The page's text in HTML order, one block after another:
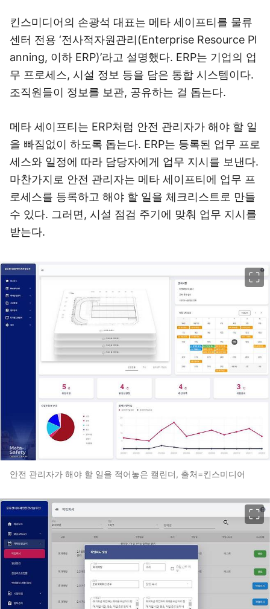
킨스미디어의 손광석 대표는 메타 세이프티를 물류
센터 전용 ‘전사적자원관리(Enterprise Resource Pl
anning, 이하 ERP)’라고 설명했다. ERP는 기업의 업
무 프로세스, 시설 정보 등을 담은 통합 시스템이다.
조직원들이 정보를 보관, 공유하는 걸 돕는다.
메타 세이프티는 ERP처럼 안전 관리자가 해야 할 일
을 빠짐없이 하도록 돕는다. ERP는 등록된 업무 프로
세스와 일정에 따라 담당자에게 업무 지시를 보낸다.
마찬가지로 안전 관리자는 메타 세이프티에 업무 프
로세스를 등록하고 해야 할 일을 체크리스트로 만들
수 있다. 그러면, 시설 점검 주기에 맞춰 업무 지시를
받는다.
안전 관리자가 해야 할 일을 적어놓은 캘린더, 출처=킨스미디어